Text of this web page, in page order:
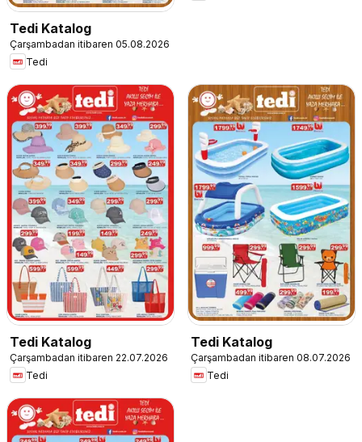
Tedi Katalog
Çarşambadan itibaren 05.08.2026
Tedi
Tedi Katalog
Çarşambadan itibaren 22.07.2026
Tedi
Tedi Katalog
Çarşambadan itibaren 08.07.2026
Tedi